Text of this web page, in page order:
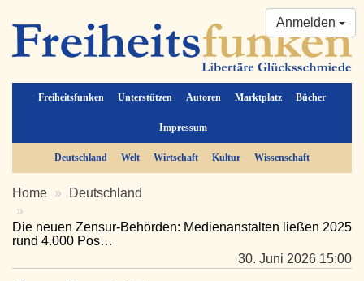
Freiheitsfunken Unterstützen Autoren Marktplatz Bücher
Impressum
Anmelden
Deutschland Welt Wirtschaft Kultur Wissenschaft
Home Deutschland
Die neuen Zensur-Behörden: Medienanstalten ließen 2025
rund 4.000 Pos…
30. Juni 2026 15:00